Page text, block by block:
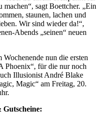
sagt Boettcher. „Ein
staunen, lachen und
Wir sind wieder da!“,
Abends „seinen“ neuen
nun die ersten
Phoenix“, für die nur noch
Illusionist André Blake
Magic“ am Freitag, 20.